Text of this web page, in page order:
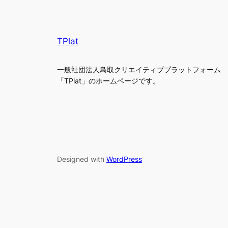
TPlat
一般社団法人鳥取クリエイティブプラットフォーム
「TPlat」のホームページです。
Designed with WordPress